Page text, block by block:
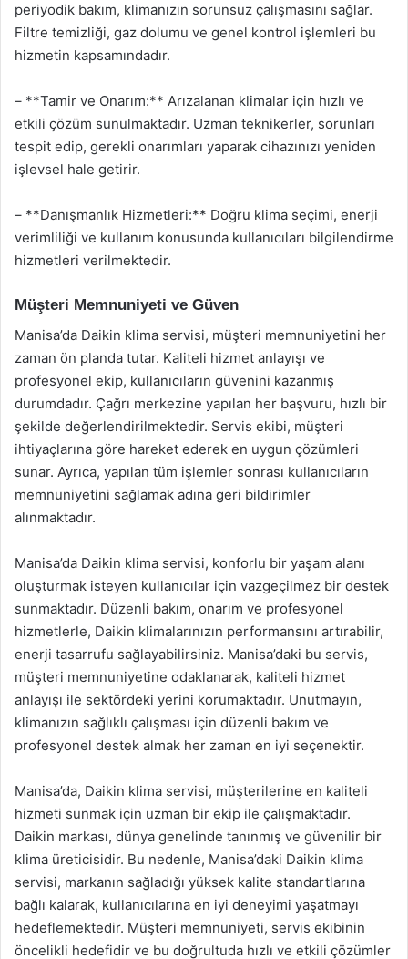
periyodik bakım, klimanızın sorunsuz çalışmasını sağlar.
Filtre temizliği, gaz dolumu ve genel kontrol işlemleri bu
hizmetin kapsamındadır.
– **Tamir ve Onarım:** Arızalanan klimalar için hızlı ve
etkili çözüm sunulmaktadır. Uzman teknikerler, sorunları
tespit edip, gerekli onarımları yaparak cihazınızı yeniden
işlevsel hale getirir.
– **Danışmanlık Hizmetleri:** Doğru klima seçimi, enerji
verimliliği ve kullanım konusunda kullanıcıları bilgilendirme
hizmetleri verilmektedir.
Müşteri Memnuniyeti ve Güven
Manisa’da Daikin klima servisi, müşteri memnuniyetini her
zaman ön planda tutar. Kaliteli hizmet anlayışı ve
profesyonel ekip, kullanıcıların güvenini kazanmış
durumdadır. Çağrı merkezine yapılan her başvuru, hızlı bir
şekilde değerlendirilmektedir. Servis ekibi, müşteri
ihtiyaçlarına göre hareket ederek en uygun çözümleri
sunar. Ayrıca, yapılan tüm işlemler sonrası kullanıcıların
memnuniyetini sağlamak adına geri bildirimler
alınmaktadır.
Manisa’da Daikin klima servisi, konforlu bir yaşam alanı
oluşturmak isteyen kullanıcılar için vazgeçilmez bir destek
sunmaktadır. Düzenli bakım, onarım ve profesyonel
hizmetlerle, Daikin klimalarınızın performansını artırabilir,
enerji tasarrufu sağlayabilirsiniz. Manisa’daki bu servis,
müşteri memnuniyetine odaklanarak, kaliteli hizmet
anlayışı ile sektördeki yerini korumaktadır. Unutmayın,
klimanızın sağlıklı çalışması için düzenli bakım ve
profesyonel destek almak her zaman en iyi seçenektir.
Manisa’da, Daikin klima servisi, müşterilerine en kaliteli
hizmeti sunmak için uzman bir ekip ile çalışmaktadır.
Daikin markası, dünya genelinde tanınmış ve güvenilir bir
klima üreticisidir. Bu nedenle, Manisa’daki Daikin klima
servisi, markanın sağladığı yüksek kalite standartlarına
bağlı kalarak, kullanıcılarına en iyi deneyimi yaşatmayı
hedeflemektedir. Müşteri memnuniyeti, servis ekibinin
öncelikli hedefidir ve bu doğrultuda hızlı ve etkili çözümler